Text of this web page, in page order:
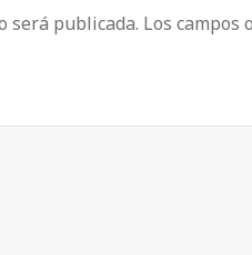
será publicada. Los campos